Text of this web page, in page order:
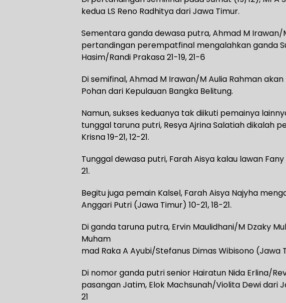
kedua LS Reno Radhitya dari Jawa Timur.
Sementara ganda dewasa putra, Ahmad M Irawan/
pertandingan perempatfinal mengalahkan ganda
Hasim/Randi Prakasa 21-19, 21-6
Di semifinal, Ahmad M Irawan/M Aulia Rahman
Pohan dari Kepulauan Bangka Belitung.
Namun, sukses keduanya tak diikuti pemainya
tunggal taruna putri, Resya Ajrina Salatiah dikalah
Krisna 19-21, 12-21.
Tunggal dewasa putri, Farah Aisya kalau lawan Fany
21.
Begitu juga pemain Kalsel, Farah Aisya Najyha
Anggari Putri (Jawa Timur) 10-21, 18-21.
Di ganda taruna putra, Ervin Maulidhani/M Dzaky
Muham
mad Raka A Ayubi/Stefanus Dimas Wibisono (Jawa
Di nomor ganda putri senior Hairatun Nida Erlina/
pasangan Jatim, Elok Machsunah/Violita Dewi dari
21